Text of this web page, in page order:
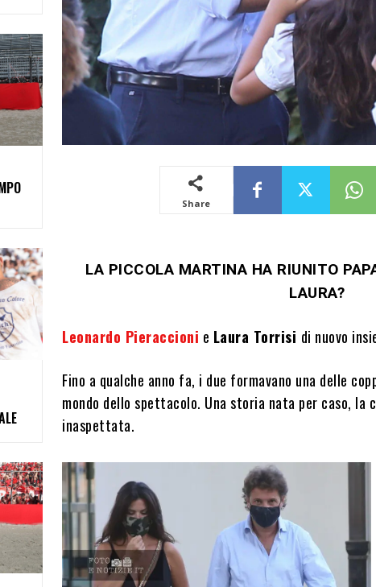
Share
LA PICCOLA MARTINA HA RIUNITO
LAURA?
Leonardo Pieraccioni e Laura Torrisi di nuovo
Fino a qualche anno fa, i due formavano una delle
mondo dello spettacolo. Una storia nata per caso, la
inaspettata.